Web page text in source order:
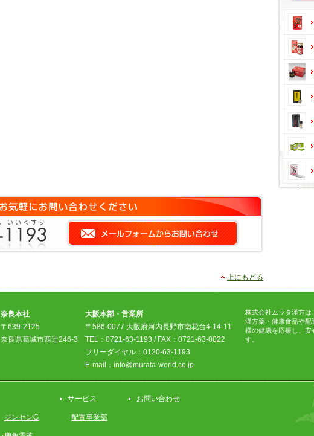
上にもどる
奈良本社
〒639-2125
奈良県葛城市西辻246-3
大阪本部・営業所
〒586-0077 大阪府河内長野市南花台4-14-11
TEL：0721-63-1193 / FAX：0721-63-0022
フリーダイヤル：0120-63-1193
E-mail： info@murata-world.co.jp
株式会社ムラタ漢方は
漢方薬・健康食品や配
様の健康を応援し、
す。
･ ジンセンG
サービス
･配置事業部
お問い合わせ